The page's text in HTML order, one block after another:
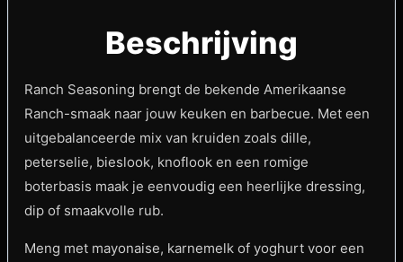
Beschrijving
Ranch Seasoning brengt de bekende Amerikaanse
Ranch-smaak naar jouw keuken en barbecue. Met een
uitgebalanceerde mix van kruiden zoals dille,
peterselie, bieslook, knoflook en een romige
boterbasis maak je eenvoudig een heerlijke dressing,
dip of smaakvolle rub.
Meng met mayonaise, karnemelk of yoghurt voor een